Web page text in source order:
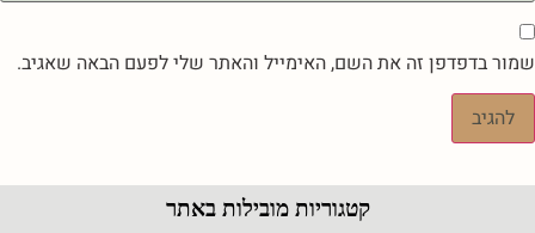
שמור בדפדפן זה את השם, האימייל והאתר שלי לפעם הבאה שאגיב.
קטגוריות מובילות באתר